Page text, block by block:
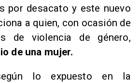
por desacato y este nuevo
a quien, con ocasión de
de violencia de género,
de una mujer.
lo expuesto en la